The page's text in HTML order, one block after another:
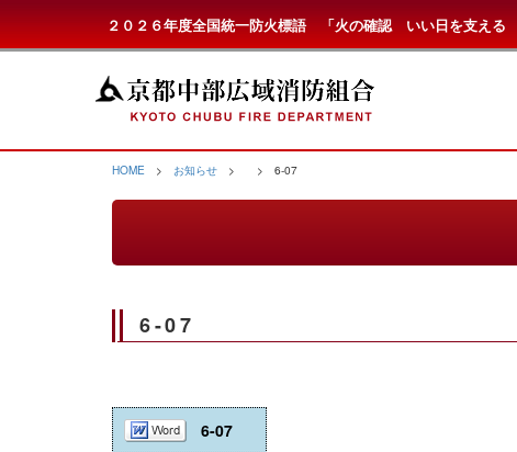
２０２６年度全国統一防火標語 「火の確認 いい日を支える
HOME > お知らせ > > 6-07
6-07
6-07